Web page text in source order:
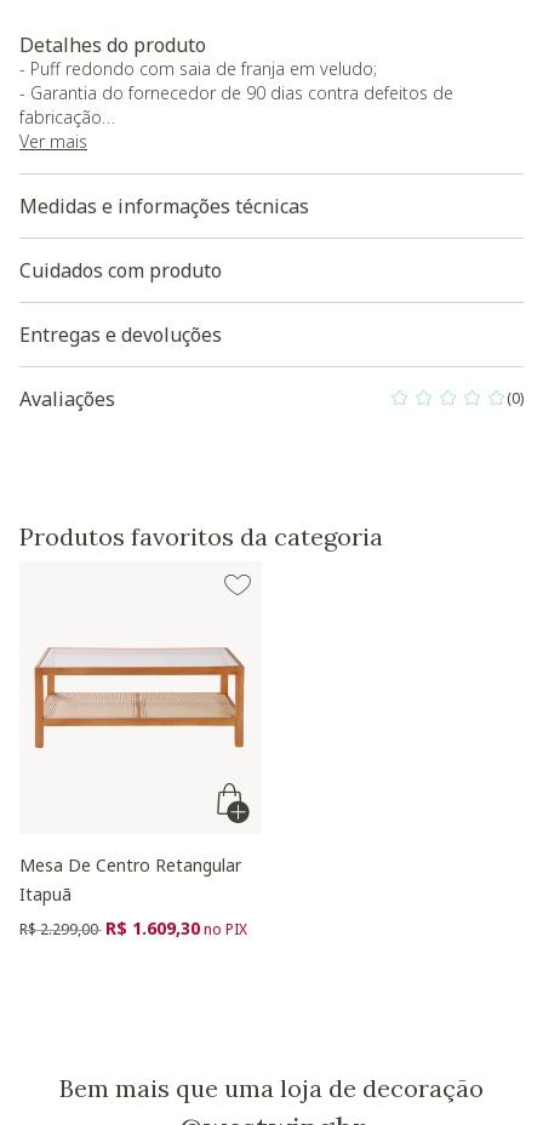
Detalhes do produto
- Puff redondo com saia de franja em veludo;
- Garantia do fornecedor de 90 dias contra defeitos de
fabricação
Ver mais
Medidas e informações técnicas
Cuidados com produto
Entregas e devoluções
Avaliações 0 out of 5 (0)
Produtos favoritos da categoria
Mesa De Centro Retangular
Itapuã
Preço reduzido de
R$ 2.299,00 para
R$ 1.609,30no PIX
Bem mais que uma loja de decoração